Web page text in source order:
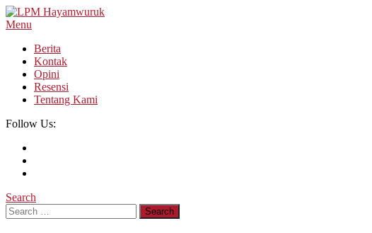
Skip
To
Menu
Berita
Kontak
Opini
Resensi
Tentang Kami
Follow Us:
Search
Search
for: